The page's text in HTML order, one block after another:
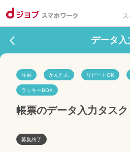
データ入
注目 かんたん リピートOK
ラッキーBOX
帳票のデータ入力タス
募集終了